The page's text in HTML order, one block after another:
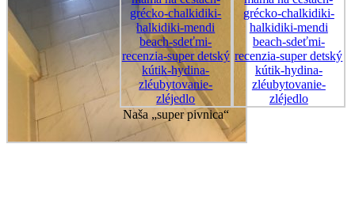
Naša „super pivnica“